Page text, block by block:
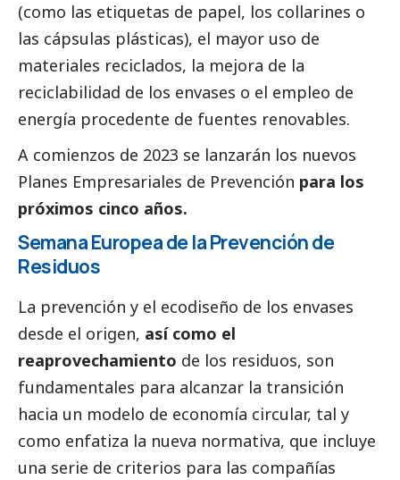
(como las etiquetas de papel, los collarines o
las cápsulas plásticas), el mayor uso de
materiales reciclados, la mejora de la
reciclabilidad de los envases o el empleo de
energía procedente de fuentes renovables.
A comienzos de 2023 se lanzarán los nuevos
Planes Empresariales de Prevención para los
próximos cinco años.
Semana Europea de la Prevención de
Residuos
La prevención y el ecodiseño de los envases
desde el origen, así como el
reaprovechamiento de los residuos, son
fundamentales para alcanzar la transición
hacia un modelo de economía circular, tal y
como enfatiza la nueva normativa, que incluye
una serie de criterios para las compañías